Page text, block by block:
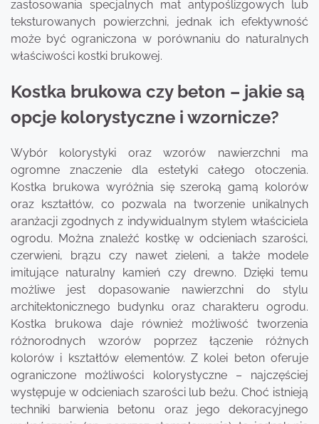
zastosowania specjalnych mat antypoślizgowych lub
teksturowanych powierzchni, jednak ich efektywność
może być ograniczona w porównaniu do naturalnych
właściwości kostki brukowej.
Kostka brukowa czy beton – jakie są
opcje kolorystyczne i wzornicze?
Wybór kolorystyki oraz wzorów nawierzchni ma
ogromne znaczenie dla estetyki całego otoczenia.
Kostka brukowa wyróżnia się szeroką gamą kolorów
oraz kształtów, co pozwala na tworzenie unikalnych
aranżacji zgodnych z indywidualnym stylem właściciela
ogrodu. Można znaleźć kostkę w odcieniach szarości,
czerwieni, brązu czy nawet zieleni, a także modele
imitujące naturalny kamień czy drewno. Dzięki temu
możliwe jest dopasowanie nawierzchni do stylu
architektonicznego budynku oraz charakteru ogrodu.
Kostka brukowa daje również możliwość tworzenia
różnorodnych wzorów poprzez łączenie różnych
kolorów i kształtów elementów. Z kolei beton oferuje
ograniczone możliwości kolorystyczne – najczęściej
występuje w odcieniach szarości lub beżu. Choć istnieją
techniki barwienia betonu oraz jego dekoracyjnego